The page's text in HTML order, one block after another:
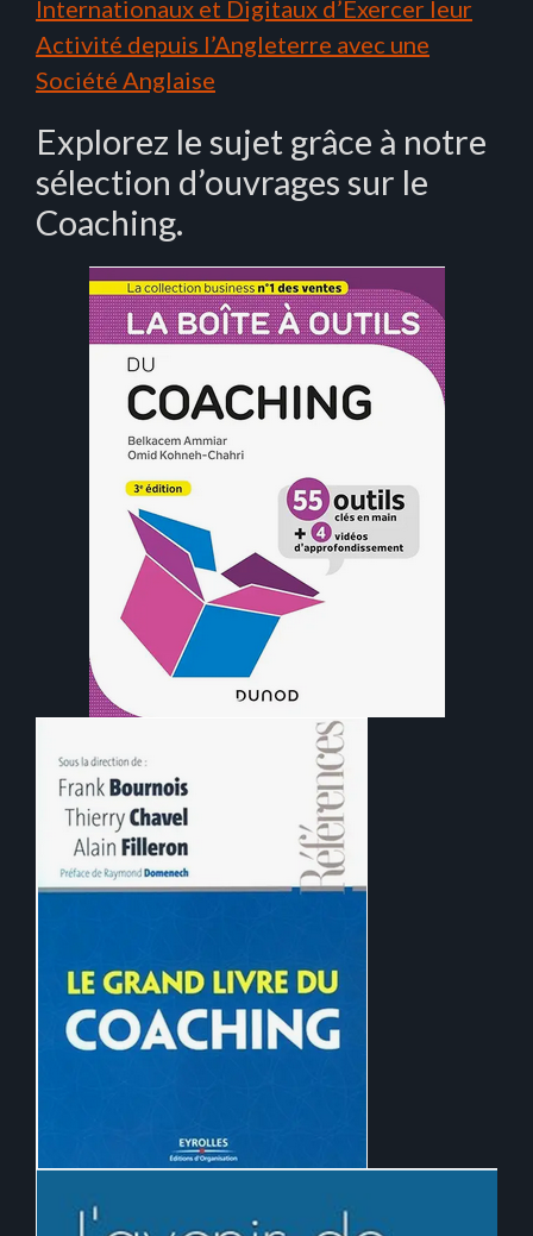
Internationaux et Digitaux d’Exercer leur
Activité depuis l’Angleterre avec une
Société Anglaise
Explorez le sujet grâce à notre
sélection d’ouvrages sur le
Coaching.